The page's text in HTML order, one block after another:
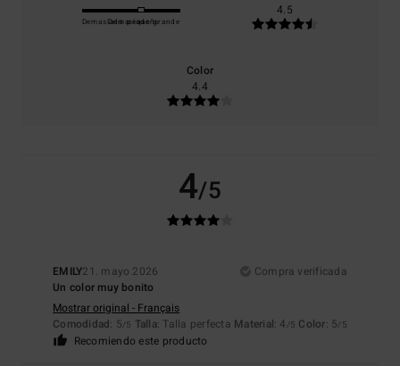
Demasiado pequeño
Demasiado grande
4.5
Color
4.4
4/5
EMILY21. mayo 2026
Compra verificada
Un color muy bonito
Mostrar original - Français
Comodidad: 5/5 Talla: Talla perfecta Material: 4 /5 Color: 5/5
Recomiendo este producto